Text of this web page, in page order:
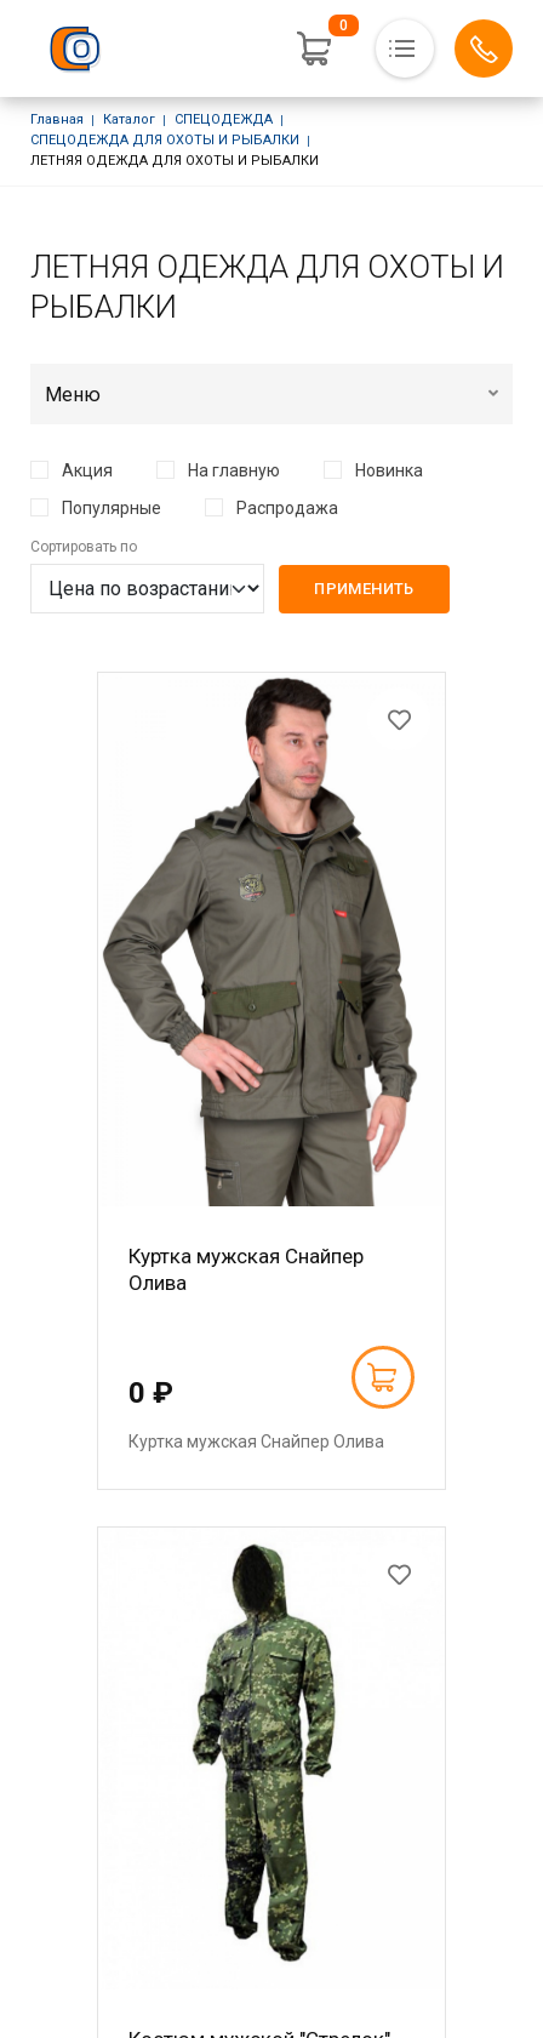
Основная навигация
Полезная информация
Услуги
0
Строка навигации
Главная Каталог
СПЕЦОДЕЖДА
СПЕЦОДЕЖДА ДЛЯ ОХОТЫ И РЫБАЛКИ
ЛЕТНЯЯ ОДЕЖДА ДЛЯ ОХОТЫ И РЫБАЛКИ
ЛЕТНЯЯ ОДЕЖДА ДЛЯ ОХОТЫ И
РЫБАЛКИ
Меню
Акция На главную
Новинка
Популярные
Распродажа
Сортировать по
Куртка мужская Снайпер
Олива
0 ₽
Куртка мужская Снайпер Олива